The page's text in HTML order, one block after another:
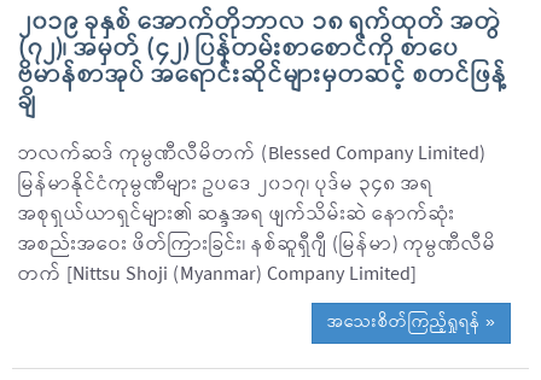
၂၀၁၉ ခုနှစ် အောက်တိုဘာလ ၁၈ ရက်ထုတ် အတွဲ
(၇၂)၊ အမှတ် (၄၂) ပြန်တမ်းစာစောင်ကို စာပေ
ဗိမာန်စာအုပ် အရောင်းဆိုင်များမှတဆင့် စတင်ဖြန့်
ချိ
ဘလက်ဆဒ် ကုမ္ပဏီလီမိတက် (Blessed Company Limited)
မြန်မာနိုင်ငံကုမ္ပဏီများ ဥပဒေ ၂၀၁၇၊ ပုဒ်မ ၃၄၈ အရ
အစုရှယ်ယာရှင်များ၏ ဆန္ဒအရ ဖျက်သိမ်းဆဲ နောက်ဆုံး
အစည်းအဝေး ဖိတ်ကြားခြင်း၊ နစ်ဆူရှီဂျီ (မြန်မာ) ကုမ္ပဏီလီမိ
တက် [Nittsu Shoji (Myanmar) Company Limited]
အသေးစိတ်ကြည့်ရှုရန် »